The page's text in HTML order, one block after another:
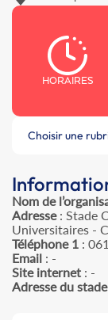
HORAIRES
Choisir une
Nom de
Adresse: Stade
Universitaires -
Téléphone 1 :
Email : -
Site internet : -
Adresse du stade